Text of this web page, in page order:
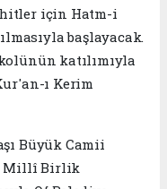
için Hatm-i
başlayacak.
katılımıyla
ı Kerim
Büyük Camii
Millî Birlik